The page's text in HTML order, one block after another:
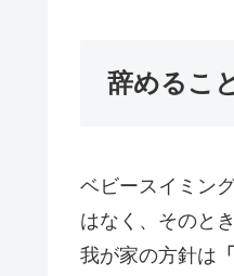
辞めるこ
ベビースイミン
はなく、そのと
我が家の方針は